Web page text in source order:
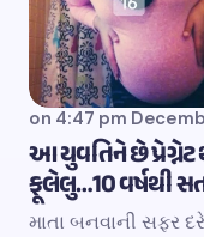
on 4:47 pm
આ યુવતિને છે
ફૂલેલુ…10 વર્ષથી
માતા બનવાની સફર